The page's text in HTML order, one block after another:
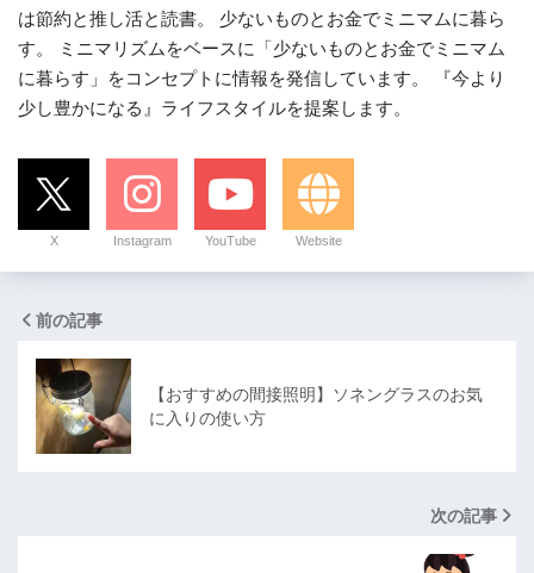
は節約と推し活と読書。 少ないものとお金でミニマムに暮ら
す。 ミニマリズムをベースに「少ないものとお金でミニマム
に暮らす」をコンセプトに情報を発信しています。 『今より
少し豊かになる』ライフスタイルを提案します。
X Instagram YouTube Website
前の記事
【おすすめの間接照明】ソネングラスのお気
に入りの使い方
次の記事